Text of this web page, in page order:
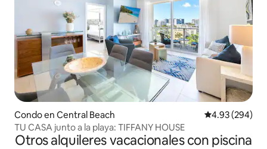
Condo en Central Beach Calificación
4.93 (294)
TU CASA junto a la playa: TIFFANY HOUSE
Otros alquileres vacacionales con piscina